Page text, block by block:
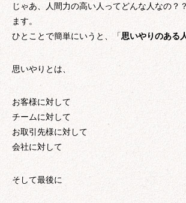
じゃあ、人間力の高い人ってどんな人なの？
ます。
ひとことで簡単にいうと、「思いやりのある
思いやりとは、
お客様に対して
チームに対して
お取引先様に対して
会社に対して
そして最後に